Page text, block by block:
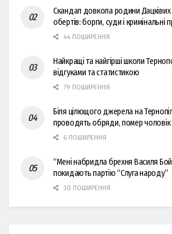
Скандал довкола родини Дацківих
обертів: борги, суди і
44 ПОШИРЕННЯ
Найкращі та найгірші школи
відгуками та статистикою
79 ПОШИРЕННЯ
Біля цілющого джерела на
проводять обряди, помер чоловік
6 ПОШИРЕННЯ
“Мені набридла брехня Василя
покидають партію “Слуга народу”
30 ПОШИРЕННЯ